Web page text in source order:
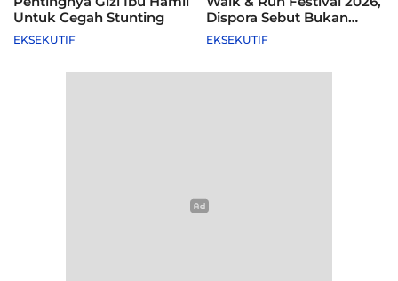
Untuk Cegah Stunting
EKSEKUTIF
Dispora Sebut Bukan
Agenda Pemkot
EKSEKUTIF